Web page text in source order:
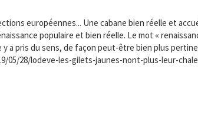
européennes... Une cabane bien réelle et
populaire et bien réelle. Le mot «
y a pris du sens, de façon peut-être bien plus
05/28/lodeve-les-gilets-jaunes-nont-plus-leur-